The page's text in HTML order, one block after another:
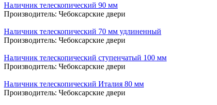
Наличник телескопический 90 мм
Производитель: Чебоксарские двери
Наличник телескопический 70 мм удлиненный
Производитель: Чебоксарские двери
Наличник телескопический ступенчатый 100 мм
Производитель: Чебоксарские двери
Наличник телескопический Италия 80 мм
Производитель: Чебоксарские двери